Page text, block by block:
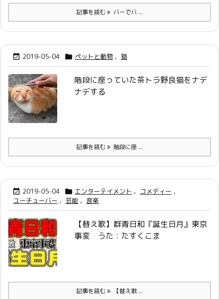
記事を読む バーでバ ...
 2019-05-04  ペットと動物 , 猫
階段に座っていた茶トラ野良猫をナデ
ナデする
記事を読む 階段に座 ...
 2019-05-04  エンターテイメント , コメディー ,
ユーチューバー , 芸能 , 音楽
【替え歌】群青日和『誕生日月』東京
事変 うた：たすくこま
記事を読む 【替え歌 ...